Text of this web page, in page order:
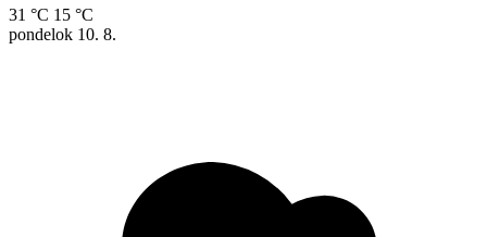
31 °C 15 °C
pondelok 10. 8.